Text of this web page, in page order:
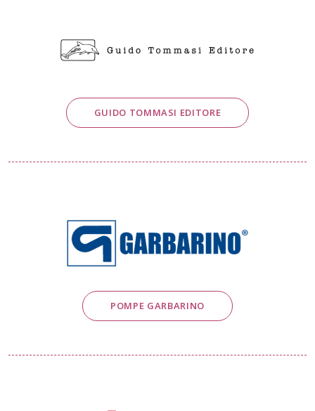
GUIDO TOMMASI EDITORE
POMPE GARBARINO